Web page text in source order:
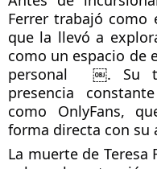
Ferrer trabajó como
que la llevó a
como un espacio de
personal  ￼. Su
presencia
como OnlyFans,
forma directa con su
La muerte de Teresa